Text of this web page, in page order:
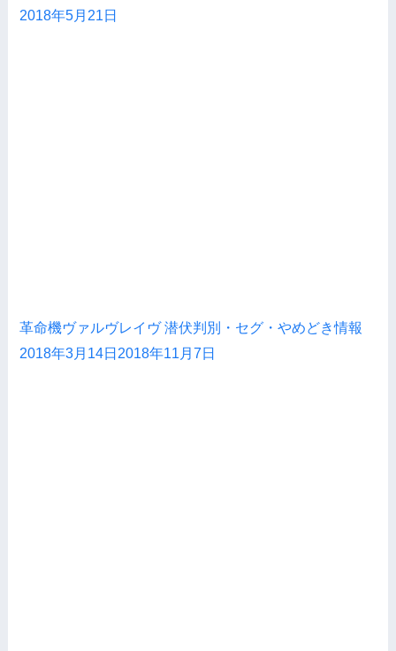
2018年5月21日
革命機ヴァルヴレイヴ 潜伏判別・セグ・やめどき情報
2018年3月14日 2018年11月7日